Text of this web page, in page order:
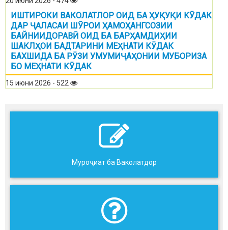
ИШТИРОКИ ВАКОЛАТЛОР ОИД БА ҲУҚУҚИ КӮДАК
ДАР ҶАЛАСАИ ШӮРОИ ҲАМОҲАНГСОЗИИ
БАЙНИИДОРАВӢ ОИД БА БАРҲАМДИҲИИ
ШАКЛҲОИ БАДТАРИНИ МЕҲНАТИ КӮДАК
БАХШИДА БА РӮЗИ УМУМИҶАҲОНИИ МУБОРИЗА
БО МЕҲНАТИ КӮДАК
15 июни 2026 - 522
Муроҷиат ба Ваколатдор